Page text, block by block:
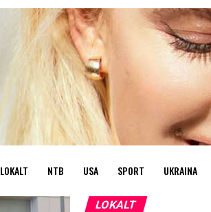
LOKALT NTB USA SPORT UKRAINA
LOKALT